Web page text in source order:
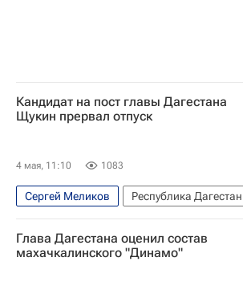
Кандидат на пост главы Дагестана
Щукин прервал отпуск
4 мая, 11:10 1083
Сергей Меликов
Республика Дагестан
Россия
Владимир Путин Политика
Глава Дагестана оценил состав
махачкалинского "Динамо"